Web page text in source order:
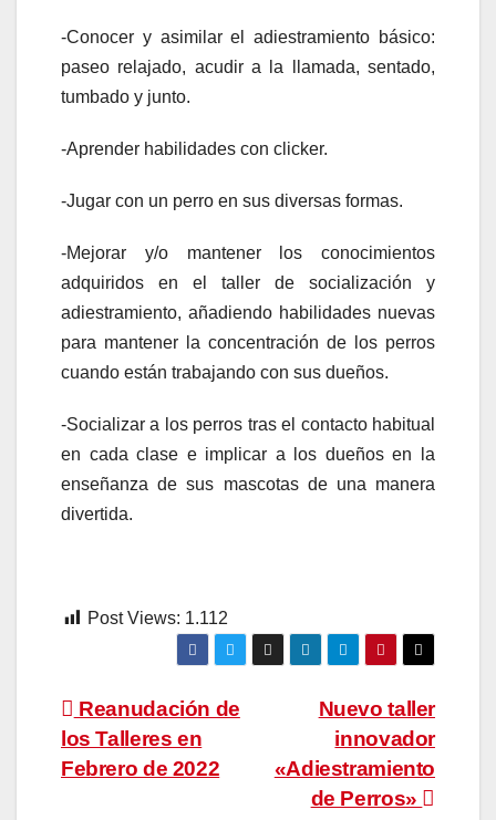
-Conocer y asimilar el adiestramiento básico:
paseo relajado, acudir a la llamada, sentado,
tumbado y junto.
-Aprender habilidades con clicker.
-Jugar con un perro en sus diversas formas.
-Mejorar y/o mantener los conocimientos
adquiridos en el taller de socialización y
adiestramiento, añadiendo habilidades nuevas
para mantener la concentración de los perros
cuando están trabajando con sus dueños.
-Socializar a los perros tras el contacto habitual
en cada clase e implicar a los dueños en la
enseñanza de sus mascotas de una manera
divertida.
Post Views: 1.112
Navegación
de
Nuevo taller
innovador
«Adiestramiento
de Perros»
Reanudación de
los Talleres en
Febrero de 2022